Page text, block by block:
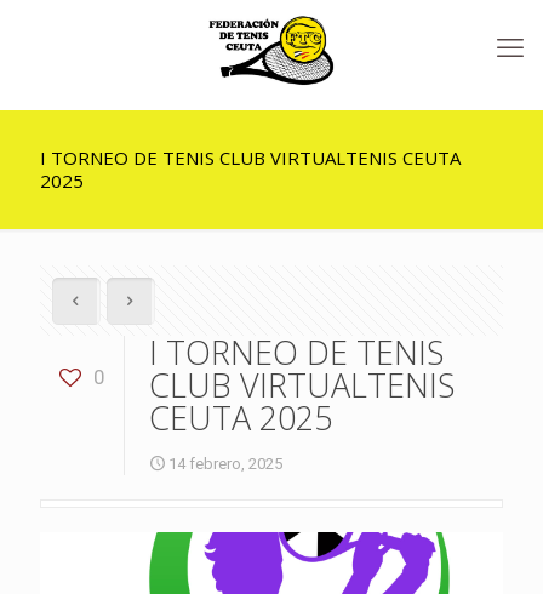
I TORNEO DE TENIS CLUB VIRTUALTENIS CEUTA
2025
0
I TORNEO DE TENIS
CLUB VIRTUALTENIS
CEUTA 2025
14 febrero, 2025